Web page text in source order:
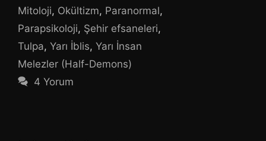
Mitoloji, Okültizm, Paranormal,
Parapsikoloji, Şehir efsaneleri,
Tulpa, Yarı İblis, Yarı İnsan
Melezler (Half-Demons)
4 Yorum